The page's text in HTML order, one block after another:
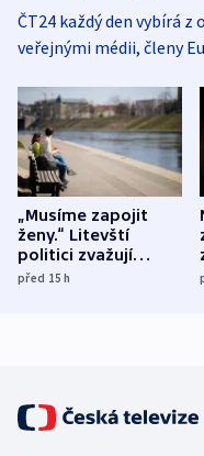
ČT24 každý den vybírá
veřejnými médii, členy
„Musíme zapojit
ženy.“ Litevští
politici zvažují
dohodu o
před 15h